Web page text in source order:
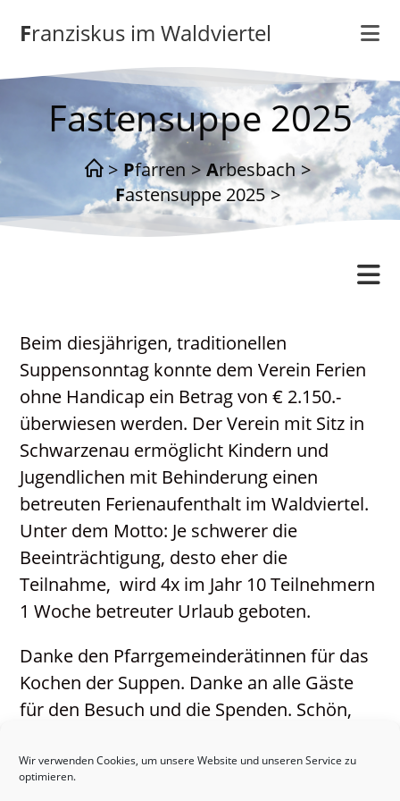
Wir verwenden Cookies, um unsere Website und unseren Service zu
optimieren.
Inhalt
springenFranziskus im Waldviertel
Fastensuppe 2025
> Pfarren > Arbesbach >
Fastensuppe 2025 >
Gottesdienstordnung
Katholisches Bildungswerk
Kontakt
Neuigkeiten
PGR / PKR
Beim diesjährigen, traditionellen
Suppensonntag konnte dem Verein Ferien
ohne Handicap ein Betrag von € 2.150.-
überwiesen werden. Der Verein mit Sitz in
Schwarzenau ermöglicht Kindern und
Jugendlichen mit Behinderung einen
betreuten Ferienaufenthalt im Waldviertel.
Unter dem Motto: Je schwerer die
Beeinträchtigung, desto eher die
Teilnahme, wird 4x im Jahr 10 Teilnehmern
1 Woche betreuter Urlaub geboten.
Danke den Pfarrgemeinderätinnen für das
Kochen der Suppen. Danke an alle Gäste
für den Besuch und die Spenden. Schön,